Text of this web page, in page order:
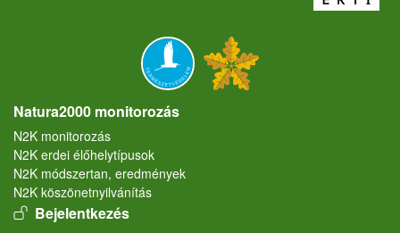
Natura2000 monitorozás
N2K monitorozás
N2K erdei élőhelytípusok
N2K módszertan, eredmények
N2K köszönetnyilvánítás
User account menu
Bejelentkezés